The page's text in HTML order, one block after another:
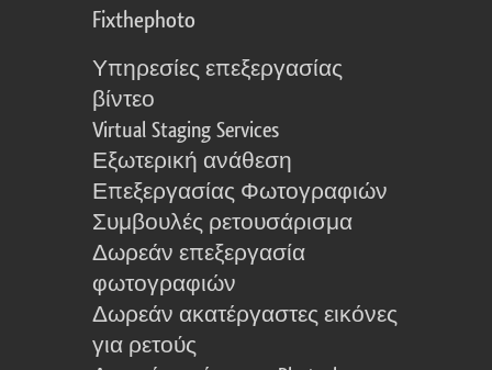
Fixthephoto
Υπηρεσίες επεξεργασίας
βίντεο
Virtual Staging Services
Εξωτερική ανάθεση
Επεξεργασίας Φωτογραφιών
Συμβουλές ρετουσάρισμα
Δωρεάν επεξεργασία
φωτογραφιών
Δωρεάν ακατέργαστες εικόνες
για ρετούς